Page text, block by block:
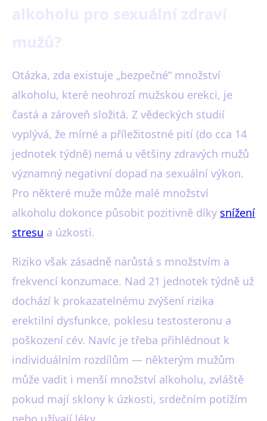
Otázka, zda existuje „bezpečné“ množství
alkoholu, které neohrozí mužskou erekci, je
častá a zároveň složitá. Z vědeckých studií
vyplývá, že mírné a příležitostné pití (do cca 14
jednotek týdně) nemá u většiny zdravých mužů
významný negativní dopad na sexuální výkon.
Pro některé muže může malé množství
alkoholu dokonce působit pozitivně díky snížení
stresu a úzkosti.
Riziko však zásadně narůstá s množstvím a
frekvencí konzumace. Nad 21 jednotek týdně už
dochází k prokazatelnému zvýšení rizika
erektilní dysfunkce, poklesu testosteronu a
poškození cév. Navíc je třeba přihlédnout k
individuálním rozdílům — některým mužům
může vadit i menší množství alkoholu, zvláště
pokud mají sklony k úzkosti, srdečním potížím